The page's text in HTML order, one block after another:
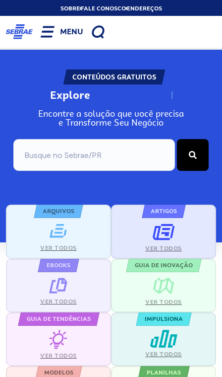
SOBREFALE CONOSCOENDEREÇOS
MENU
CONTEÚDOS GRATUITOS
Explore N
Encontre a solução que você precisa
e Transforme Seu Negócio
ARQUIVOS
VER TODOS
ARTIGOS
VER TODOS
EBOOKS
VER TODOS
GUIA DE INOVAÇÃO
VER TODOS
GUIA DE TENDÊNCIAS
VER TODOS
IMPULSIONA
VER TODOS
MODELOS PLANILHAS